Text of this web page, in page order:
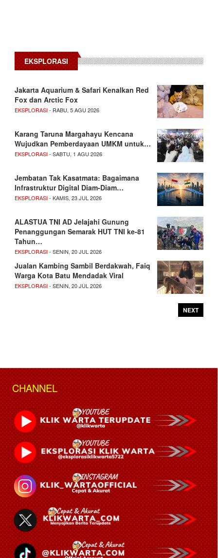
EKSPLORASI
Jakarta Aquarium & Safari Kenalkan Red
Fox dan Arctic Fox
EKSPLORASI- RABU, 5 AGU 2026
Karang Taruna Margahayu Kencana
Wujudkan Pemberdayaan UMKM untuk…
EKSPLORASI- SABTU, 1 AGU 2026
Jembatan Tak Kasatmata: Bagaimana
Infrastruktur Digital Diam-Diam…
EKSPLORASI- KAMIS, 23 JUL 2026
ALASTUA TNI AD Jelajahi Gunung
Penanggungan Semarak HUT TNI ke-81
Tahun…
EKSPLORASI- SENIN, 20 JUL 2026
Jualan Kambing Sambil Berdakwah, Faiq
Warga Kota Batu Mendadak Viral
EKSPLORASI- SENIN, 20 JUL 2026
NEXT
CHANNEL